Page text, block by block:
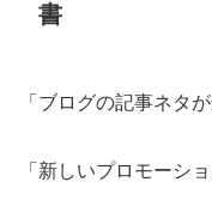
書
「ブログの記事ネタ
「新しいプロモーシ